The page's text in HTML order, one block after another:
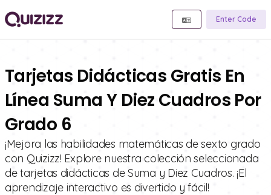
Enter Code
Tarjetas Didácticas Gratis En
Línea Suma Y Diez Cuadros Por
Grado 6
¡Mejora las habilidades matemáticas de sexto grado
con Quizizz! Explore nuestra colección seleccionada
de tarjetas didácticas de Suma y Diez Cuadros. ¡El
aprendizaje interactivo es divertido y fácil!